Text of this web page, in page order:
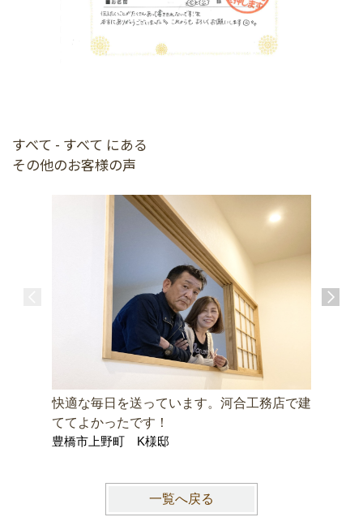
すべて - すべて にある
その他のお客様の声
快適な毎日を送っています。河合工務店で建
ててよかったです！
豊橋市上野町 K様邸
一覧へ戻る